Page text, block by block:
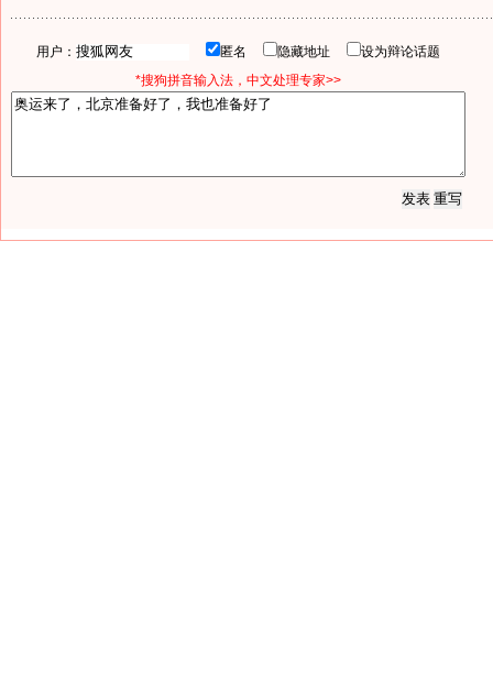
用户： 匿名 隐藏地址
设为辩论话题
*搜狗拼音输入法，中文处理专家>>